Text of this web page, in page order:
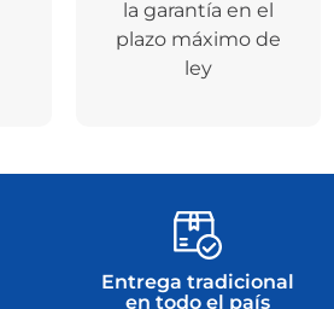
la garantía en el
plazo máximo de
ley
Entrega tradicional
en todo el país